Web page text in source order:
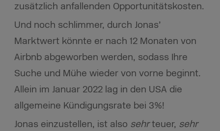
zusätzlich anfallenden Opportunitätskosten.
Und noch schlimmer, durch Jonas’
Marktwert könnte er nach 12 Monaten von
Airbnb abgeworben werden, sodass Ihre
Suche und Mühe wieder von vorne beginnt.
Allein im Januar 2022 lag in den USA die
allgemeine Kündigungsrate bei 3%!
Jonas einzustellen, ist also sehrteuer, sehr